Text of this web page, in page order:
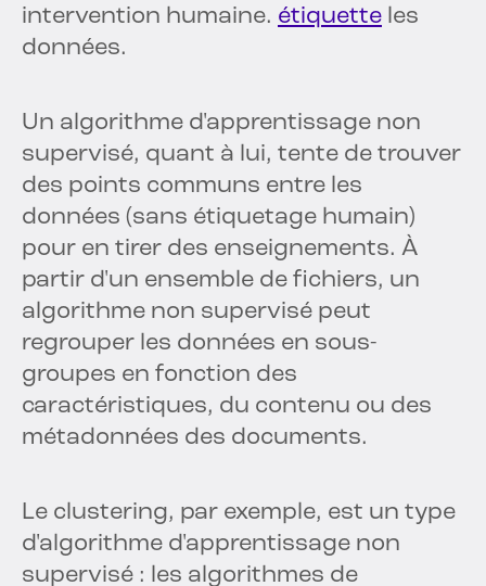
intervention humaine. étiquette les
données.
Un algorithme d'apprentissage non
supervisé, quant à lui, tente de trouver
des points communs entre les
données (sans étiquetage humain)
pour en tirer des enseignements. À
partir d'un ensemble de fichiers, un
algorithme non supervisé peut
regrouper les données en sous-
groupes en fonction des
caractéristiques, du contenu ou des
métadonnées des documents.
Le clustering, par exemple, est un type
d'algorithme d'apprentissage non
supervisé : les algorithmes de